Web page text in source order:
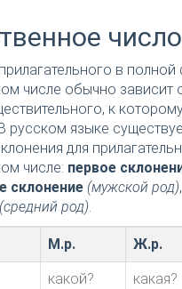
число
в
числе обычно зависит
к
русском языке
для
числе: первое
склонение (мужской род)
(средний род).
М.р. Ж.р.
какой? какая?